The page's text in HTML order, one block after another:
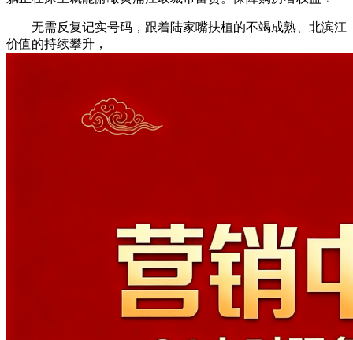
无需反复记实号码，跟着陆家嘴扶植的不竭成熟、北滨江
价值的持续攀升，